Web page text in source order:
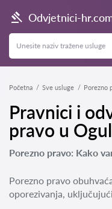
Odvjetnici-
Početna Sve usluge Porezno
Pravnici i
pravo u
Porezno pravo: Kako
Porezno pravo
oporezivanja,